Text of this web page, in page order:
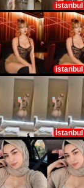
istanbul
istanbul
İstanbul